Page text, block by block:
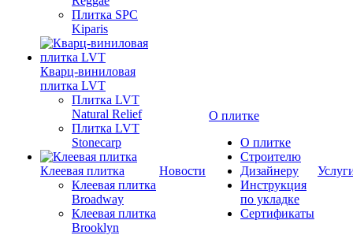
Плитка SPC
Kiparis
Кварц-виниловая
плитка LVT
Плитка LVT
Natural Relief
Плитка LVT
Stonecarp
Клеевая плитка
Клеевая плитка
Broadway
Клеевая плитка
Brooklyn
Новости
О плитке
О плитке
Строителю
Дизайнеру
Инструкция
по укладке
Сертификаты